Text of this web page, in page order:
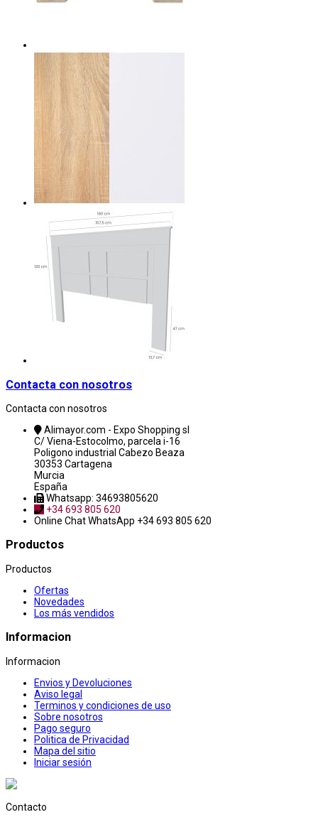
Contacta con nosotros
Contacta con nosotros
Alimayor.com - Expo Shopping sl
C/ Viena-Estocolmo, parcela i-16
Poligono industrial Cabezo Beaza
30353 Cartagena
Murcia
España
Whatsapp: 34693805620
+34 693 805 620
Online ChatWhatsApp +34 693 805 620
Productos
Productos
Ofertas
Novedades
Los más vendidos
Informacion
Informacion
Envios y Devoluciones
Aviso legal
Terminos y condiciones de uso
Sobre nosotros
Pago seguro
Politica de Privacidad
Mapa del sitio
Iniciar sesión
Contacto